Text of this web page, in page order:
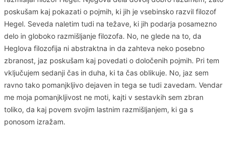
poskušam kaj pokazati o pojmih, ki jih je vsebinsko razvil filozof
Hegel. Seveda naletim tudi na težave, ki jih podarja posamezno
delo in globoko razmišljanje filozofa. No, ne glede na to, da
Heglova filozofija ni abstraktna in da zahteva neko posebno
zbranost, jaz poskušam kaj povedati o določenih pojmih. Pri tem
vključujem sedanji čas in duha, ki ta čas oblikuje. No, jaz sem
ravno tako pomanjkljivo dejaven in tega se tudi zavedam. Vendar
me moja pomanjkljivost ne moti, kajti v sestavkih sem zbran
toliko, da kaj povem svojim lastnim razmišljanjem, ki ga s
ponosom izražam.